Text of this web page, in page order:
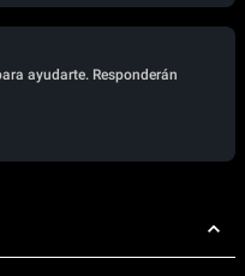
ayudarte. Responderán